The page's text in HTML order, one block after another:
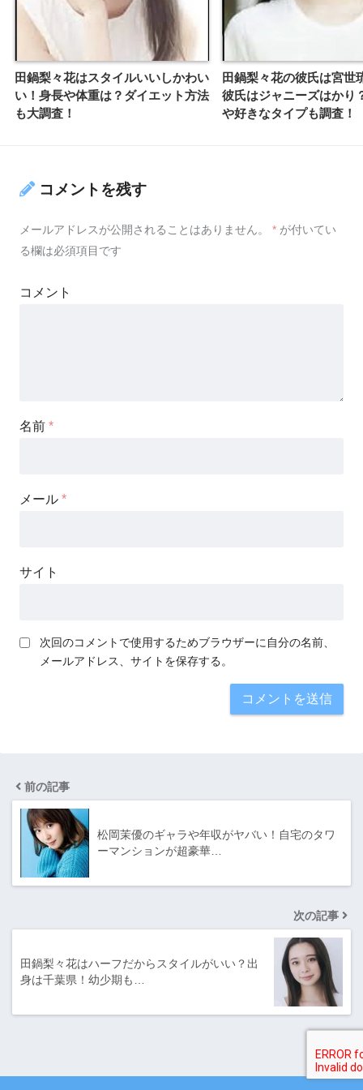
田鍋梨々花はスタイルいいしかわい
い！身長や体重は？ダイエット方法
も大調査！
田鍋梨々花の彼氏は宮世
彼氏はジャニーズはかり
や好きなタイプも調査！
コメントを残す
メールアドレスが公開されることはありません。 * が付いてい
る欄は必須項目です
コメント
名前 *
メール *
サイト
次回のコメントで使用するためブラウザーに自分の名前、
メールアドレス、サイトを保存する。
前の記事
松岡茉優のギャラや年収がヤバい！自宅のタワ
ーマンションが超豪華…
次の記事
田鍋梨々花はハーフだからスタイルがいい？出
身は千葉県！幼少期も…